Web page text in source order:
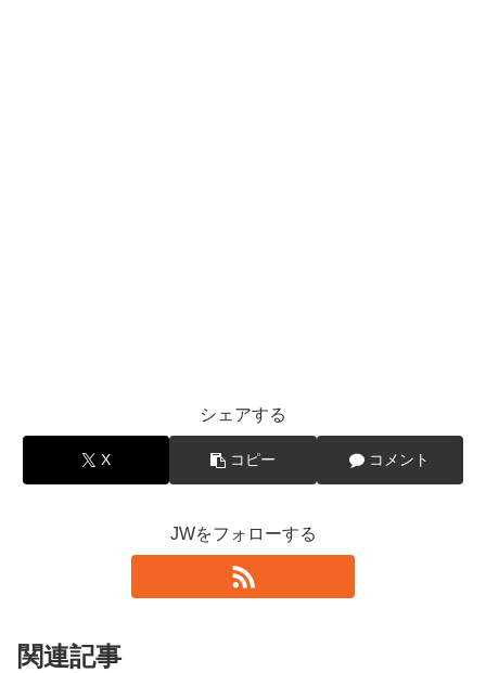
シェアする
X コピー コメント
JWをフォローする
関連記事